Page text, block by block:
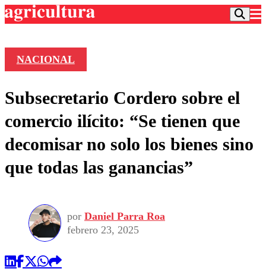
Frecuencias
Agricultura TV
Deportes
Colo Colo
Motor
Torneo Internacional
Torneo Nacional
Entretención
Noticias
Internacional
Nacional
Vida Social
Programas
Comercial
NACIONAL
Subsecretario Cordero sobre el
comercio ilícito: “Se tienen que
decomisar no solo los bienes sino
que todas las ganancias”
por Daniel Parra Roa
febrero 23, 2025